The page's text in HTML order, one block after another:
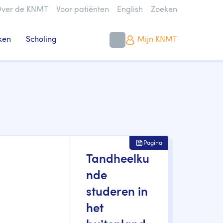
de KNMT Voor patiënten English
Zoeken
Scholing Mijn KNMT
Tandheelku
nde
studeren in
het
Pagina